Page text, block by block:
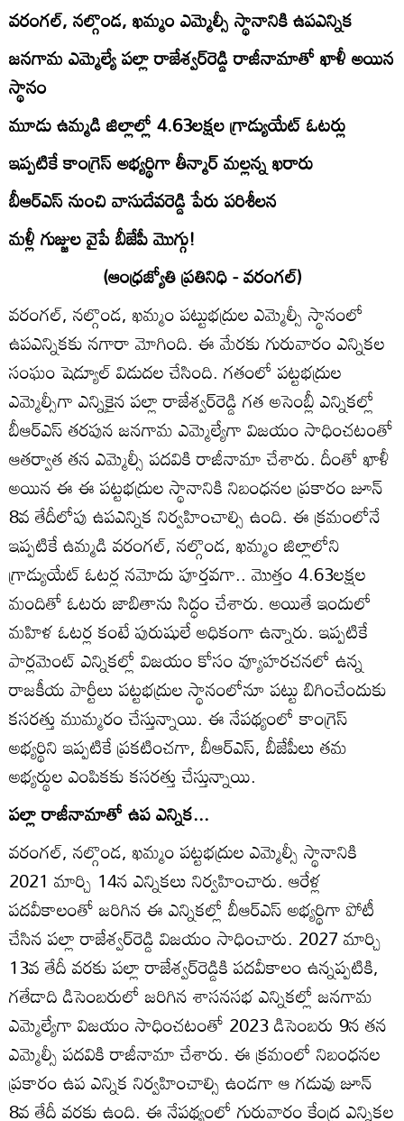
వరంగల్‌, నల్గొండ, ఖమ్మం ఎమ్మెల్సీ స్థానానికి ఉపఎన్నిక
జనగామ ఎమ్మెల్యే పల్లా రాజేశ్వర్‌రెడ్డి రాజీనామాతో ఖాళీ అయిన
స్థానం
మూడు ఉమ్మడి జిల్లాల్లో 4.63లక్షల గ్రాడ్యుయేట్‌ ఓటర్లు
ఇప్పటికే కాంగ్రెస్‌ అభ్యర్థిగా తీన్మార్‌ మల్లన్న ఖరారు
బీఆర్‌ఎస్‌ నుంచి వాసుదేవరెడ్డి పేరు పరిశీలన
మళ్లీ గుజ్జుల వైపే బీజేపీ మొగ్గు!
(ఆంధ్రజ్యోతి ప్రతినిధి - వరంగల్‌)
వరంగల్‌, నల్గొండ, ఖమ్మం పట్టుభద్రుల ఎమ్మెల్సీ స్థానంలో
ఉపఎన్నికకు నగారా మోగింది. ఈ మేరకు గురువారం ఎన్నికల
సంఘం షెడ్యూల్‌ విడుదల చేసింది. గతంలో పట్టభద్రుల
ఎమ్మెల్సీగా ఎన్నికైన పల్లా రాజేశ్వర్‌రెడ్డి గత అసెంబ్లీ ఎన్నికల్లో
బీఆర్‌ఎస్‌ తరపున జనగామ ఎమ్మెల్యేగా విజయం సాధించటంతో
ఆతర్వాత తన ఎమ్మెల్సీ పదవికి రాజీనామా చేశారు. దీంతో ఖాళీ
అయిన ఈ ఈ పట్టభద్రుల స్థానానికి నిబంధనల ప్రకారం జూన్‌
8వ తేదీలోపు ఉపఎన్నిక నిర్వహించాల్సి ఉంది. ఈ క్రమంలోనే
ఇప్పటికే ఉమ్మడి వరంగల్‌, నల్గొండ, ఖమ్మం జిల్లాలోని
గ్రాడ్యుయేట్‌ ఓటర్ల నమోదు పూర్తవగా.. మొత్తం 4.63లక్షల
మందితో ఓటరు జాబితాను సిద్ధం చేశారు. అయితే ఇందులో
మహిళ ఓటర్ల కంటే పురుషులే అధికంగా ఉన్నారు. ఇప్పటికే
పార్లమెంట్‌ ఎన్నికల్లో విజయం కోసం వ్యూహరచనలో ఉన్న
రాజకీయ పార్టీలు పట్టభద్రుల స్థానంలోనూ పట్టు బిగించేందుకు
కసరత్తు ముమ్మరం చేస్తున్నాయి. ఈ నేపథ్యంలో కాంగ్రెస్‌
అభ్యర్థిని ఇప్పటికే ప్రకటించగా, బీఆర్‌ఎస్‌, బీజేపీలు తమ
అభ్యర్థుల ఎంపికకు కసరత్తు చేస్తున్నాయి.
పల్లా రాజీనామాతో ఉప ఎన్నిక...
వరంగల్‌, నల్గొండ, ఖమ్మం పట్టభద్రుల ఎమ్మెల్సీ స్థానానికి
2021 మార్చి 14న ఎన్నికలు నిర్వహించారు. ఆరేళ్ల
పదవీకాలంతో జరిగిన ఈ ఎన్నికల్లో బీఆర్‌ఎస్‌ అభ్యర్థిగా పోటీ
చేసిన పల్లా రాజేశ్వర్‌రెడ్డి విజయం సాధించారు. 2027 మార్చి
13వ తేదీ వరకు పల్లా రాజేశ్వర్‌రెడ్డికి పదవీకాలం ఉన్నప్పటికి,
గతేడాది డిసెంబరులో జరిగిన శాసనసభ ఎన్నికల్లో జనగామ
ఎమ్మెల్యేగా విజయం సాధించటంతో 2023 డిసెంబరు 9న తన
ఎమ్మెల్సీ పదవికి రాజీనామా చేశారు. ఈ క్రమంలో నిబంధనల
ప్రకారం ఉప ఎన్నిక నిర్వహించాల్సి ఉండగా ఆ గడువు జూన్‌
8వ తేదీ వరకు ఉంది. ఈ నేపథ్యంలో గురువారం కేంద్ర ఎన్నికల